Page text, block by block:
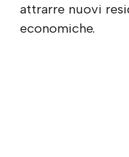
attrarre nuovi
economiche.